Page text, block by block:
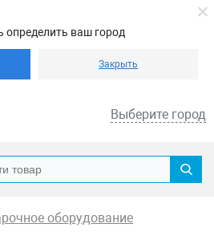
определить ваш город
Закрыть
Выберите город
оборудование